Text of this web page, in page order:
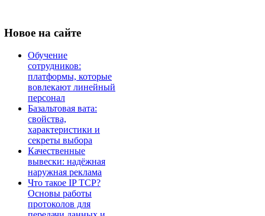
Новое на сайте
Обучение
сотрудников:
платформы, которые
вовлекают линейный
персонал
Базальтовая вата:
свойства,
характеристики и
секреты выбора
Качественные
вывески: надёжная
наружная реклама
Что такое IP TCP?
Основы работы
протоколов для